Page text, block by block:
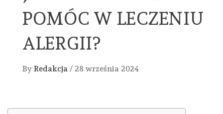
POMÓC W LECZENIU
ALERGII?
By Redakcja / 28 września 2024